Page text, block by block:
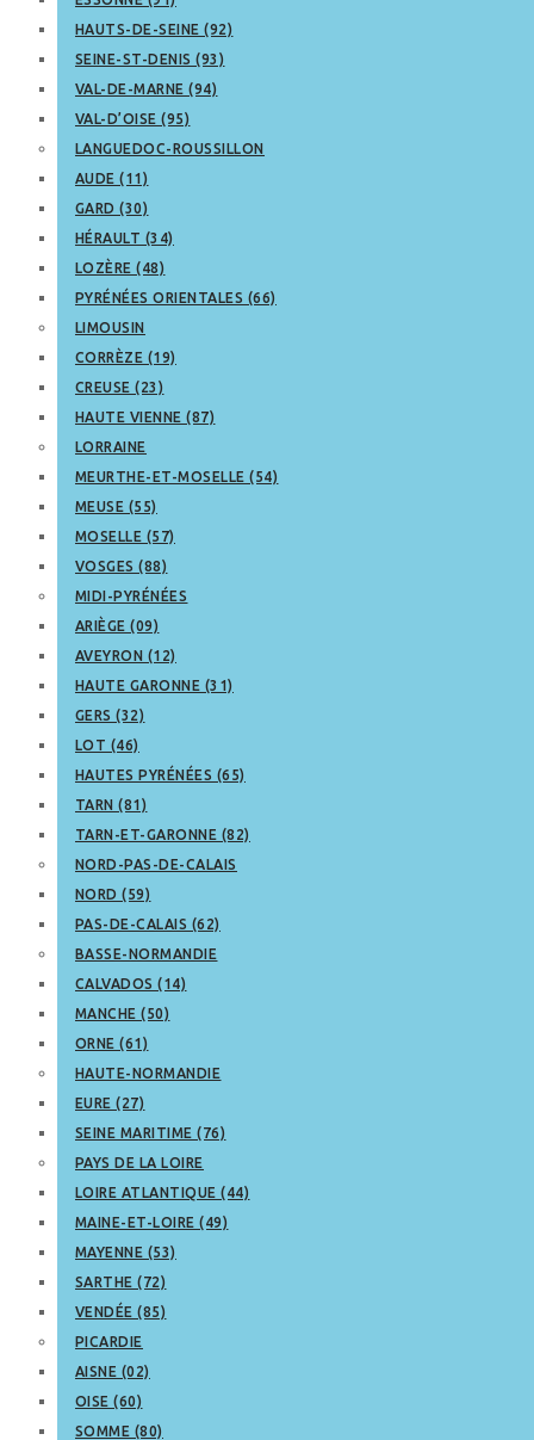
HAUTS-DE-SEINE (92)
SEINE-ST-DENIS (93)
VAL-DE-MARNE (94)
VAL-D’OISE (95)
LANGUEDOC-ROUSSILLON
AUDE (11)
GARD (30)
HÉRAULT (34)
LOZÈRE (48)
PYRÉNÉES ORIENTALES (66)
LIMOUSIN
CORRÈZE (19)
CREUSE (23)
HAUTE VIENNE (87)
LORRAINE
MEURTHE-ET-MOSELLE (54)
MEUSE (55)
MOSELLE (57)
VOSGES (88)
MIDI-PYRÉNÉES
ARIÈGE (09)
AVEYRON (12)
HAUTE GARONNE (31)
GERS (32)
LOT (46)
HAUTES PYRÉNÉES (65)
TARN (81)
TARN-ET-GARONNE (82)
NORD-PAS-DE-CALAIS
NORD (59)
PAS-DE-CALAIS (62)
BASSE-NORMANDIE
CALVADOS (14)
MANCHE (50)
ORNE (61)
HAUTE-NORMANDIE
EURE (27)
SEINE MARITIME (76)
PAYS DE LA LOIRE
LOIRE ATLANTIQUE (44)
MAINE-ET-LOIRE (49)
MAYENNE (53)
SARTHE (72)
VENDÉE (85)
PICARDIE
AISNE (02)
OISE (60)
SOMME (80)